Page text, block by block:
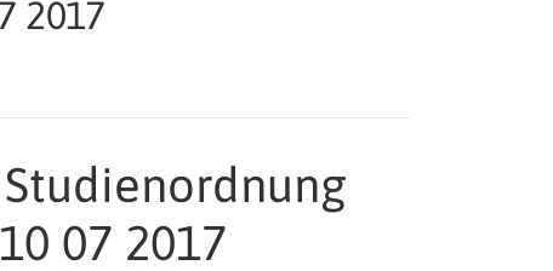
2017
07 2017